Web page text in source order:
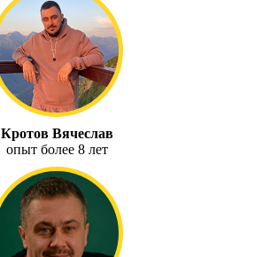
Кротов Вячеслав
опыт более 8 лет